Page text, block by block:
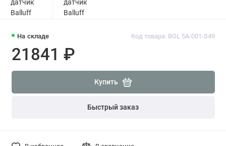
На складе Код товара: BGL 5A-001-S49
21841 ₽
Купить
Быстрый заказ